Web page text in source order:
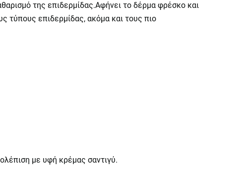
της επιδερμίδας.Αφήνει το δέρμα φρέσκο και
τύπους επιδερμίδας, ακόμα και τους πιο
με υφή κρέμας σαντιγύ.